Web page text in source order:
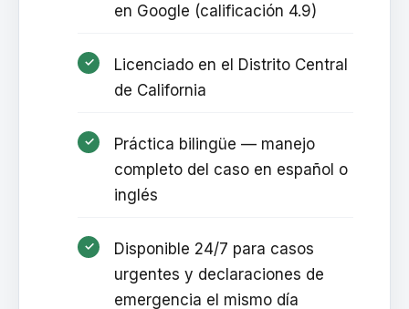
en Google (calificación 4.9)
Licenciado en el Distrito Central
de California
Práctica bilingüe — manejo
completo del caso en español o
inglés
Disponible 24/7 para casos
urgentes y declaraciones de
emergencia el mismo día